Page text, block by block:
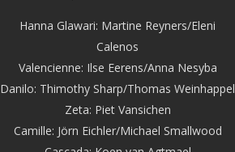
Hanna Glawari: Martine Reyners/Eleni
Calenos
Valencienne: Ilse Eerens/Anna Nesyba
Danilo: Thimothy Sharp/Thomas Weinhappel
Zeta: Piet Vansichen
Camille: Jörn Eichler/Michael Smallwood